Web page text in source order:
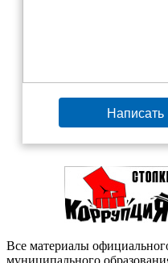
Написать
Все материалы
муниципального